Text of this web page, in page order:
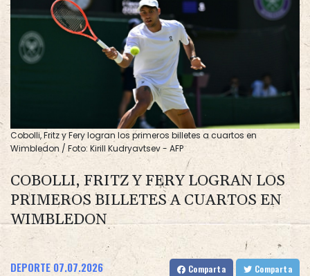
Cobolli, Fritz y Fery logran los primeros billetes a cuartos en
Wimbledon / Foto: Kirill Kudryavtsev - AFP
COBOLLI, FRITZ Y FERY LOGRAN LOS
PRIMEROS BILLETES A CUARTOS EN
WIMBLEDON
DEPORTE 07.07.2026 Comparta Comparta